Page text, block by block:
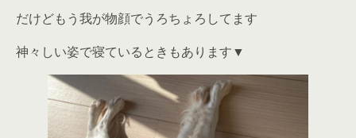
だけどもう我が物顔でうろちょろしてます
神々しい姿で寝ているときもあります▼